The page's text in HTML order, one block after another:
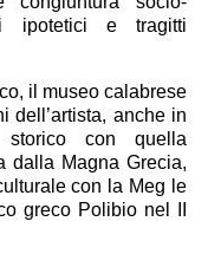
ipotetici e tragitti
il museo calabrese
dell’artista, anche in
con quella
dalla Magna Grecia,
con la Meg le
greco Polibio nel II